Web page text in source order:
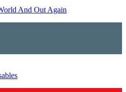
And Out Again